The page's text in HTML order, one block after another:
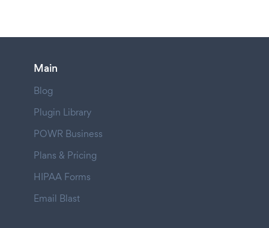
Main
Blog
Plugin Library
POWR Business
Plans & Pricing
HIPAA Forms
Email Blast